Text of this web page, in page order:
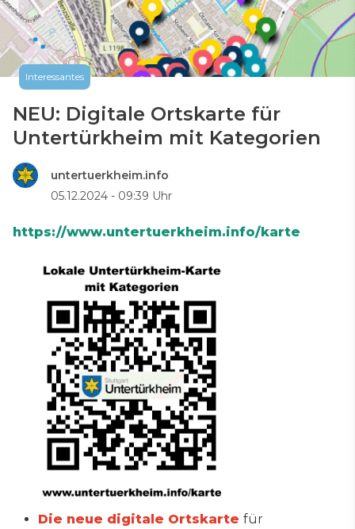
Interessantes
NEU: Digitale Ortskarte für
Untertürkheim mit Kategorien
untertuerkheim.info
05.12.2024 - 09:39 Uhr
https://www.untertuerkheim.info/karte
Die neue digitale Ortskarte für